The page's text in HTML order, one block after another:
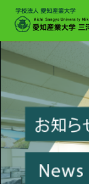
企業の方へ
ホーム
交通案内
学校案内
ごあいさつ
教育理念
設備紹介
交通案内
紹介ビデオ